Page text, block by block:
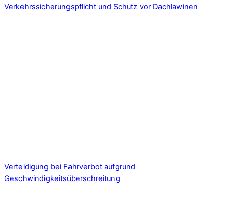
Verkehrssicherungspflicht und Schutz vor Dachlawinen
Verteidigung bei Fahrverbot aufgrund
Geschwindigkeitsüberschreitung